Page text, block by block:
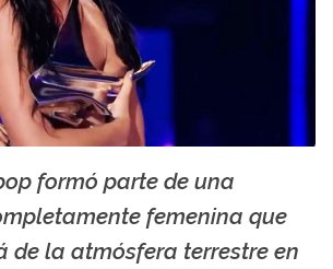
formó parte de una
femenina que
de la atmósfera terrestre en